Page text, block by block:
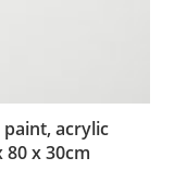
paint, acrylic
x 30cm